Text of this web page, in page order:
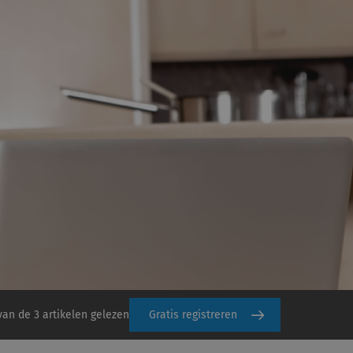
de 3 artikelen gelezen Gratis registreren